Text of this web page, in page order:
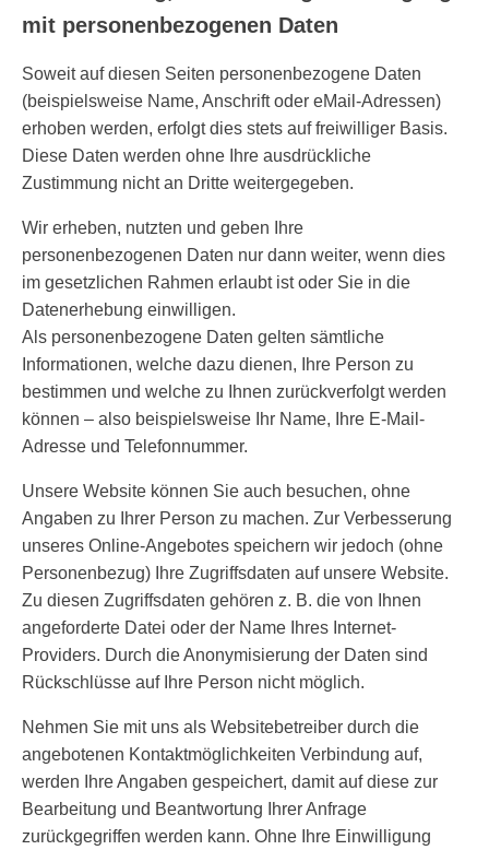
mit personenbezogenen Daten
Soweit auf diesen Seiten personenbezogene Daten
(beispielsweise Name, Anschrift oder eMail-Adressen)
erhoben werden, erfolgt dies stets auf freiwilliger Basis.
Diese Daten werden ohne Ihre ausdrückliche
Zustimmung nicht an Dritte weitergegeben.
Wir erheben, nutzten und geben Ihre
personenbezogenen Daten nur dann weiter, wenn dies
im gesetzlichen Rahmen erlaubt ist oder Sie in die
Datenerhebung einwilligen.
Als personenbezogene Daten gelten sämtliche
Informationen, welche dazu dienen, Ihre Person zu
bestimmen und welche zu Ihnen zurückverfolgt werden
können – also beispielsweise Ihr Name, Ihre E-Mail-
Adresse und Telefonnummer.
Unsere Website können Sie auch besuchen, ohne
Angaben zu Ihrer Person zu machen. Zur Verbesserung
unseres Online-Angebotes speichern wir jedoch (ohne
Personenbezug) Ihre Zugriffsdaten auf unsere Website.
Zu diesen Zugriffsdaten gehören z. B. die von Ihnen
angeforderte Datei oder der Name Ihres Internet-
Providers. Durch die Anonymisierung der Daten sind
Rückschlüsse auf Ihre Person nicht möglich.
Nehmen Sie mit uns als Websitebetreiber durch die
angebotenen Kontaktmöglichkeiten Verbindung auf,
werden Ihre Angaben gespeichert, damit auf diese zur
Bearbeitung und Beantwortung Ihrer Anfrage
zurückgegriffen werden kann. Ohne Ihre Einwilligung